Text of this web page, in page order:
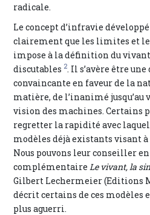
radicale.
Le concept d’infravie
clairement que les limites et
impose à la définition du
discutables 2. Il s’avère être
convaincante en faveur de la
matière, de l’inanimé jusqu’au
vision des machines. Certains
regretter la rapidité avec
modèles déjà existants visant
Nous pouvons leur conseiller
complémentaire Le vivant, la
Gilbert Lechermeier (Editions
décrit certains de ces modèles
plus aguerri.